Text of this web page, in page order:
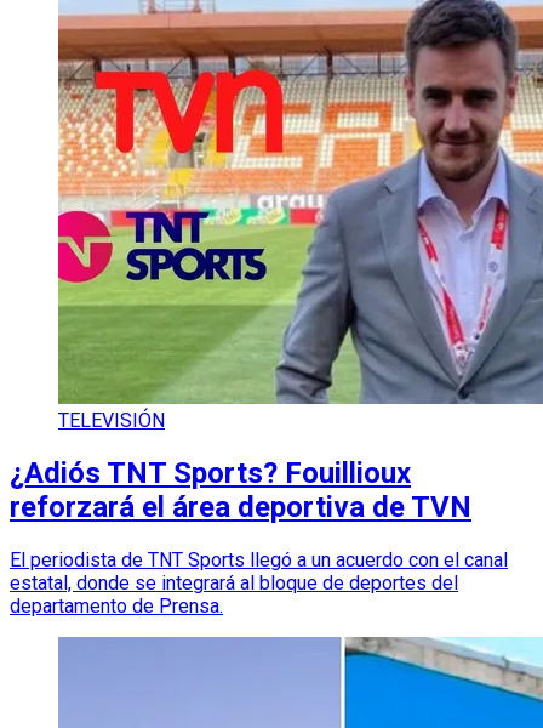
TELEVISIÓN
¿Adiós TNT Sports? Fouillioux
reforzará el área deportiva de TVN
El periodista de TNT Sports llegó a un acuerdo con el canal
estatal, donde se integrará al bloque de deportes del
departamento de Prensa.